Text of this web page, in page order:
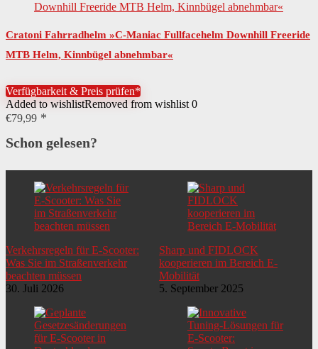
Cratoni Fahrradhelm »C-Maniac Fullfacehelm Downhill Freeride
MTB Helm, Kinnbügel abnehmbar«
Verfügbarkeit & Preis prüfen*
Added to wishlistRemoved from wishlist 0
€79,99
Schon gelesen?
Verkehrsregeln für E-Scooter:
Was Sie im Straßenverkehr
beachten müssen
30. Juli 2026
Sharp und FIDLOCK
kooperieren im Bereich E-
Mobilität
5. September 2025